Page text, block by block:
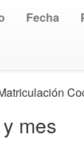
Fecha
mes